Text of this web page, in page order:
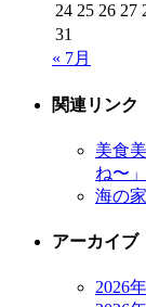
24 25 26 27
31
« 7月
関連リンク
美食
ね〜」
海の
アーカイブ
2026